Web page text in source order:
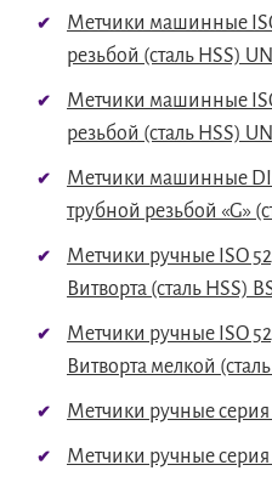
Метчики машинные
резьбой (сталь HSS)
Метчики машинные
резьбой (сталь HSS)
Метчики машинные
трубной резьбой «G»
Метчики ручные ISO
Витворта (сталь HSS)
Метчики ручные ISO
Витворта мелкой
Метчики ручные серия
Метчики ручные серия